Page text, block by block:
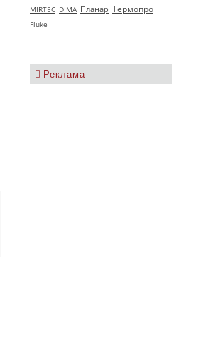
MIRTEC DIMA Планар Термопро
Fluke
Реклама